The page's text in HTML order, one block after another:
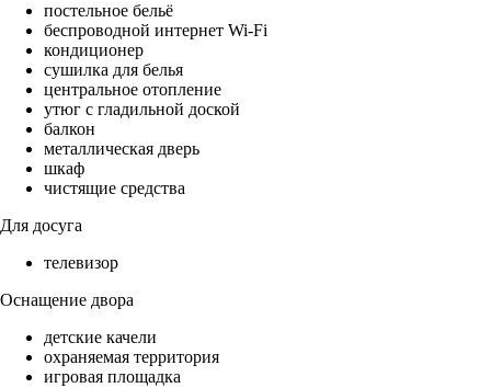
постельное бельё
беспроводной интернет Wi-Fi
кондиционер
сушилка для белья
центральное отопление
утюг с гладильной доской
балкон
металлическая дверь
шкаф
чистящие средства
Для досуга
телевизор
Оснащение двора
детские качели
охраняемая территория
игровая площадка